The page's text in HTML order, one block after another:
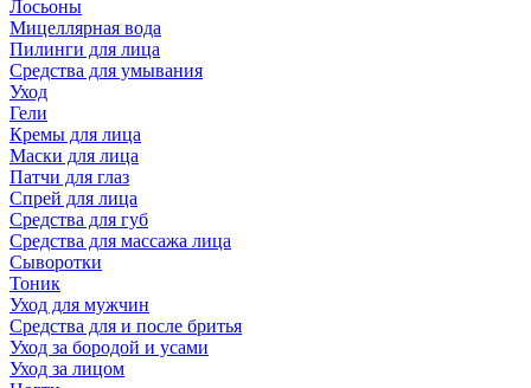
Лосьоны
Мицеллярная вода
Пилинги для лица
Средства для умывания
Уход
Гели
Кремы для лица
Маски для лица
Патчи для глаз
Спрей для лица
Средства для губ
Средства для массажа лица
Сыворотки
Тоник
Уход для мужчин
Средства для и после бритья
Уход за бородой и усами
Уход за лицом